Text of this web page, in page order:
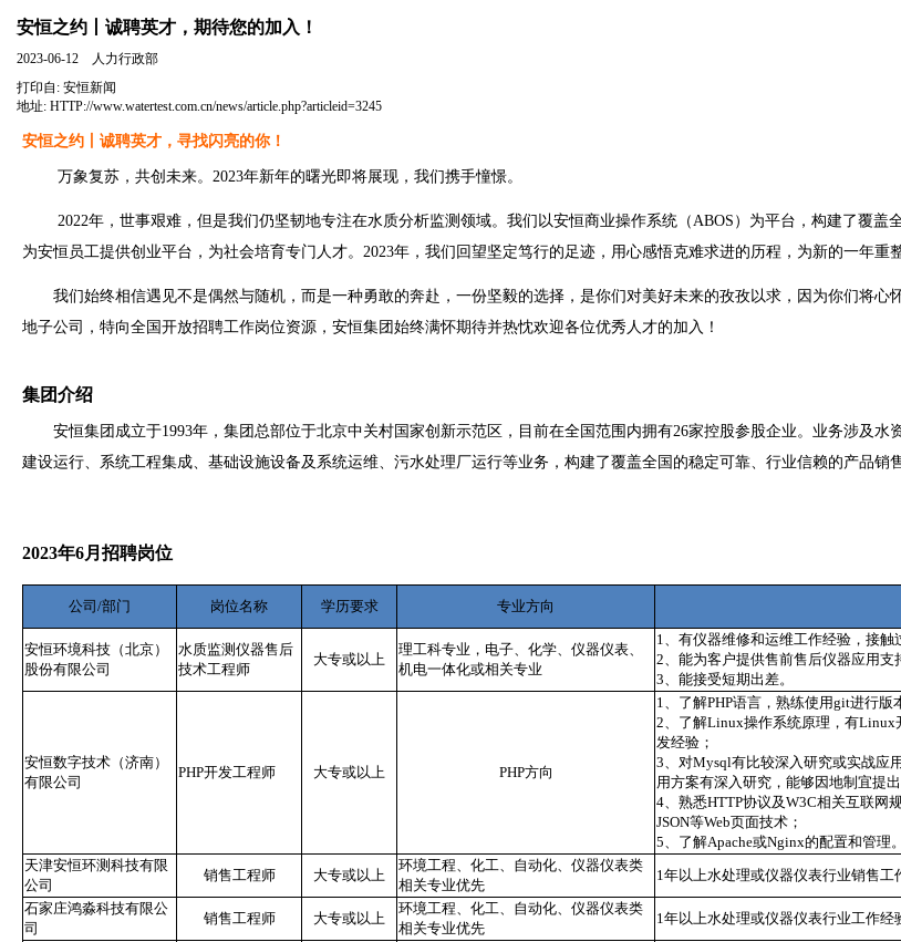
安恒之约丨诚聘英才，期待您的加入！
2023-06-12 人力行政部
打印自: 安恒新闻
地址: HTTP://www.watertest.com.cn/news/article.php?articleid=3245
安恒之约丨诚聘英才，寻找闪亮的你！
万象复苏，共创未来。2023年新年的曙光即将展现，我们携手憧憬。
2022年，世事艰难，但是我们仍坚韧地专注在水质分析监测领域。我们以安恒商业操作系统（ABOS）为平台，构建了覆盖
为安恒员工提供创业平台，为社会培育专门人才。2023年， 我们回望坚定笃行的足迹，用心感悟克难求进的历程，为新的一年重
我们始终相信遇见不是偶然与随机，而是一种勇敢的奔赴，一份坚毅的选择，是你们对美好未来的孜孜以求，因为你们将心
地子公司，特向全国开放招聘工作岗位资源，安恒集团始终满怀期待并热忱欢迎各位优秀人才的加入！
集团介绍
安恒集团成立于1993年，集团总部位于北京中关村国家创新示范区，目前在全国范围内拥有26家控股参股企业。业务涉及
建设运行、系统工程集成、基础设施设备及系统运维、污水处理厂运行等业务，构建了覆盖全国的稳定可靠、行业信赖的产品销
2023年6月招聘岗位
公司/部门 岗位名称 学历要求 专业方向
安恒环境科技（北京）
股份有限公司
水质监测仪器售后
技术工程师
大专或以上
理工科专业，电子、化学、仪器仪表、
机电一体化或相关专业
1、有仪器维修和运维工作经验，接触
2、能为客户提供售前售后仪器应用支
3、能接受短期出差。
安恒数字技术（济南）
有限公司
PHP开发工程师 大专或以上 PHP方向
1、了解PHP语言，熟练使用git进行版
2、了解Linux操作系统原理，有Linux
发经验；
3、对Mysql有比较深入研究或实战应
用方案有深入研究，能够因地制宜提
4、熟悉HTTP协议及W3C相关互联网
JSON等Web页面技术；
5、了解Apache或Nginx的配置和管理。
天津安恒环测科技有限
公司
销售工程师 大专或以上
环境工程、化工、自动化、仪器仪表类
相关专业优先
1年以上水处理或仪器仪表行业销售工
石家庄鸿淼科技有限公
司
销售工程师 大专或以上
环境工程、化工、自动化、仪器仪表类
相关专业优先
1年以上水处理或仪器仪表行业工作经